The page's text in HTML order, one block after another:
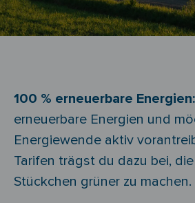
100 % erneuerbare Energien:
erneuerbare Energien und
Energiewende aktiv
Tarifen trägst du dazu bei,
Stückchen grüner zu machen.